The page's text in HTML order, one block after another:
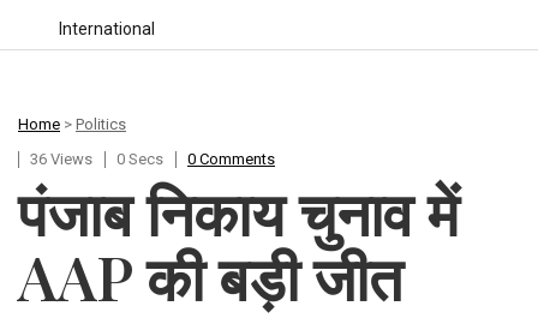
International
Home > Politics
36 Views
0 Secs 0 Comments
पंजाब निकाय चुनाव में
AAP की बड़ी जीत